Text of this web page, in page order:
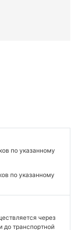
по указанному
по указанному
через
до транспортной